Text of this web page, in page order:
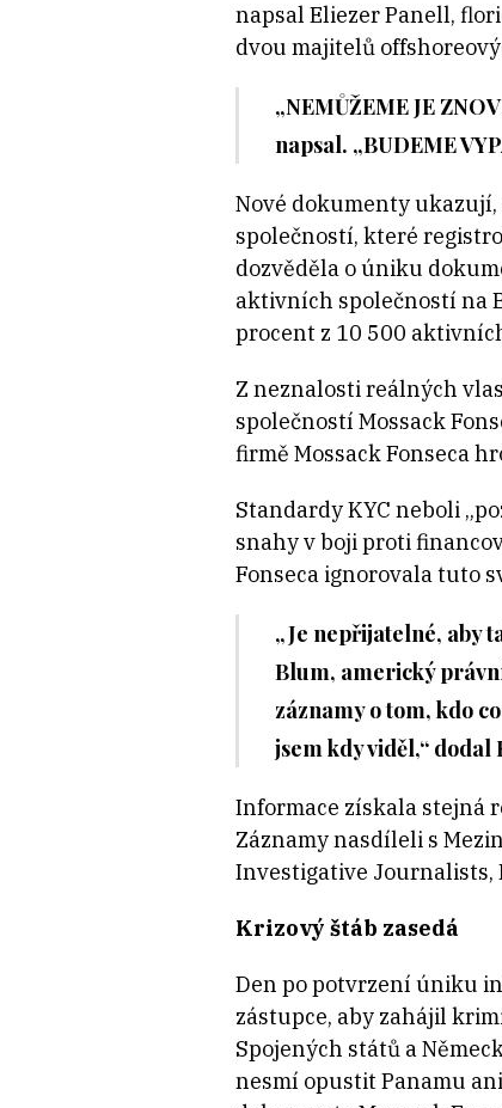
napsal Eliezer Panell,
dvou majitelů
„NEMŮŽEME JE
napsal. „BUDEME
Nové dokumenty
společností, které
dozvěděla o úniku
aktivních společností na
procent z 10 500
Z neznalosti reálných
společností Mossack
firmě Mossack Fonseca
Standardy KYC neboli
snahy v boji proti
Fonseca ignorovala tuto
„Je nepřijatelné, aby
Blum, americký
záznamy o tom, kdo
jsem kdy viděl,“ dodal
Informace získala stejná
Záznamy nasdíleli s
Investigative Journalists,
Krizový štáb zasedá
Den po potvrzení úniku
zástupce, aby zahájil
Spojených států a
nesmí opustit Panamu